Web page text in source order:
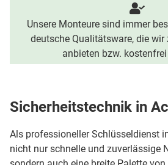
Unsere Monteure sind immer
deutsche Qualitätsware, die wir
anbieten bzw.
Sicherheitstechnik in
Als professioneller Schlüsseldienst
nicht nur schnelle und zuverlässige